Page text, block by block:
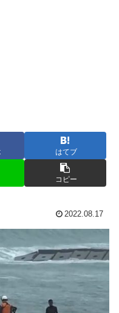
はてブ
コピー
2022.08.17